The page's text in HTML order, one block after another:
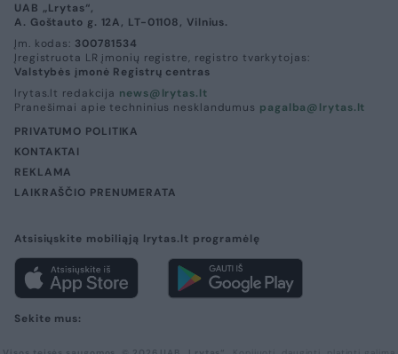
UAB „Lrytas“,
A. Goštauto g. 12A, LT-01108, Vilnius.
Įm. kodas: 300781534
Įregistruota LR įmonių registre, registro tvarkytojas:
Valstybės įmonė Registrų centras
lrytas.lt redakcija news@lrytas.lt
Pranešimai apie techninius nesklandumus pagalba@lrytas.lt
PRIVATUMO POLITIKA
KONTAKTAI
REKLAMA
LAIKRAŠČIO PRENUMERATA
Atsisiųskite mobiliąją lrytas.lt programėlę
Sekite mus: